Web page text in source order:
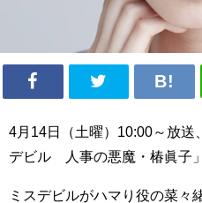
4月14日（土曜）10:00～放送
デビル 人事の悪魔・椿眞子」
ミスデビルがハマり役の菜々